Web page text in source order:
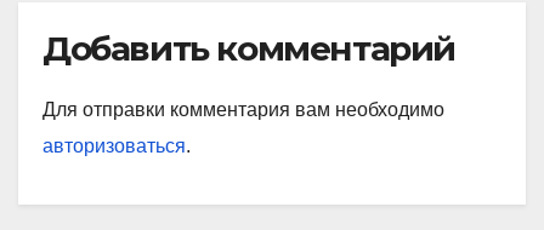
Добавить комментарий
Для отправки комментария вам необходимо
авторизоваться.